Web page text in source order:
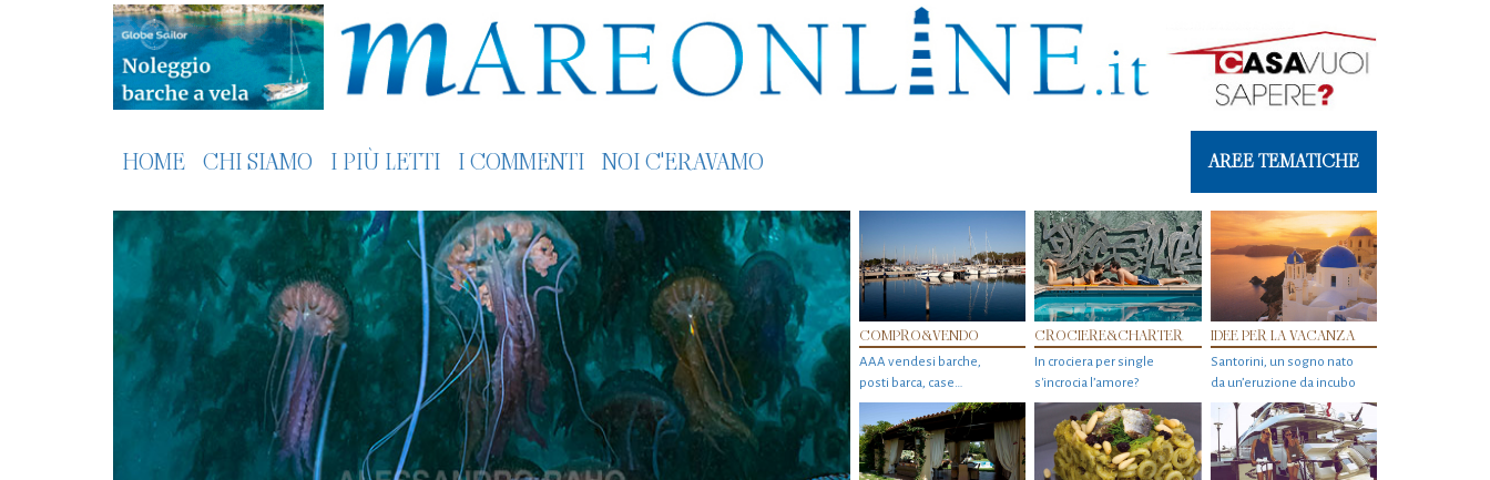
HOME CHI SIAMO I PIÙ LETTI I COMMENTI NOI C'ERAVAMO AREE TEMATICHE
COMPRO&VENDO
AAA vendesi barche,
posti barca, case…
CROCIERE&CHARTER
In crociera per single
s'incrocia l’amore?
IDEE PER LA VACANZA
Santorini, un sogno nato
da un’eruzione da incubo